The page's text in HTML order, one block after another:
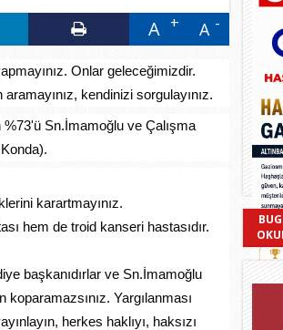
A A
Onlar geleceğimizdir.
kendinizi sorgulayınız.
Sn.İmamoğlu ve Çalışma
karartmayınız.
hem de troid kanseri hastasıdır.
başkanıdırlar ve Sn.İmamoğlu
Yargılanması
herkes haklıyı, haksızı